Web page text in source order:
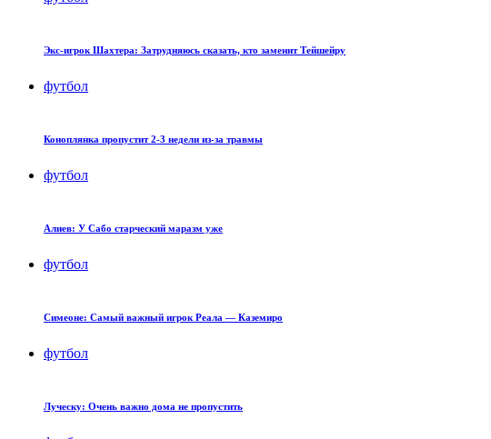
Экс-игрок Шахтера: Затрудняюсь сказать, кто заменит Тейшейру
футбол
Коноплянка пропустит 2-3 недели из-за травмы
футбол
Алиев: У Сабо старческий маразм уже
футбол
Симеоне: Самый важный игрок Реала — Каземиро
футбол
Луческу: Очень важно дома не пропустить